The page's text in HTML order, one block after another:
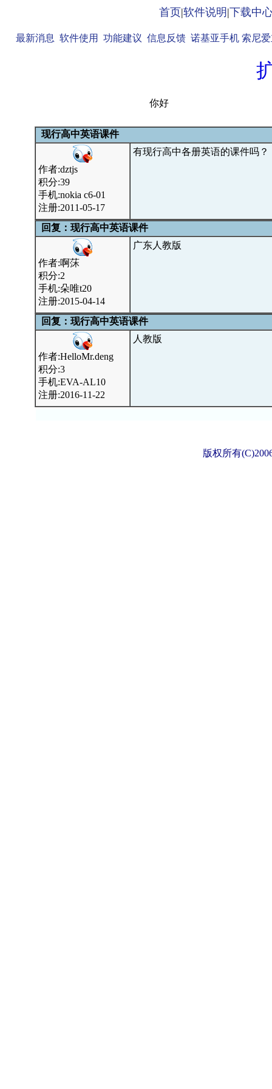
首页|软件说明 |下载中
最新消息 软件使用 功能建议 信息反馈 诺基亚手机 索尼
你好
现行高中英语课件
作者:dztjs
积分:39
手机:nokia c6-01
注册:2011-05-17
有现行高中各册英语的课件吗？
回复：现行高中英语课件
作者:啊莯
积分:2
手机:朵唯t20
注册:2015-04-14
广东人教版
回复：现行高中英语课件
作者:HelloMr.deng
积分:3
手机:EVA-AL10
注册:2016-11-22
人教版
版权所有